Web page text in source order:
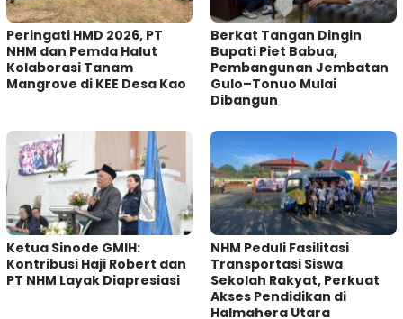
Peringati HMD 2026, PT
NHM dan Pemda Halut
Kolaborasi Tanam
Mangrove di KEE Desa Kao
Berkat Tangan Dingin
Bupati Piet Babua,
Pembangunan Jembatan
Gulo–Tonuo Mulai
Dibangun
Ketua Sinode GMIH:
Kontribusi Haji Robert dan
PT NHM Layak Diapresiasi
NHM Peduli Fasilitasi
Transportasi Siswa
Sekolah Rakyat, Perkuat
Akses Pendidikan di
Halmahera Utara